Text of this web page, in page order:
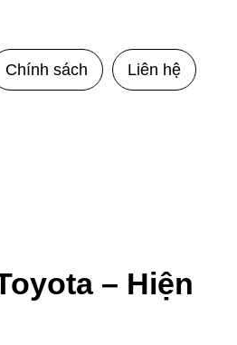
Chính sách Liên hệ
– Hiện